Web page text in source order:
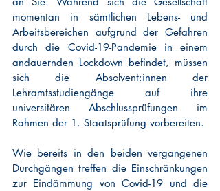
momentan in sämtlichen Lebens- und
Arbeitsbereichen aufgrund der Gefahren
durch die Covid-19-Pandemie in einem
andauernden Lockdown befindet, müssen
sich die Absolvent:innen der
Lehramtsstudiengänge auf ihre
universitären Abschlussprüfungen im
Rahmen der 1. Staatsprüfung vorbereiten.
Wie bereits in den beiden vergangenen
Durchgängen treffen die Einschränkungen
zur Eindämmung von Covid-19 und die